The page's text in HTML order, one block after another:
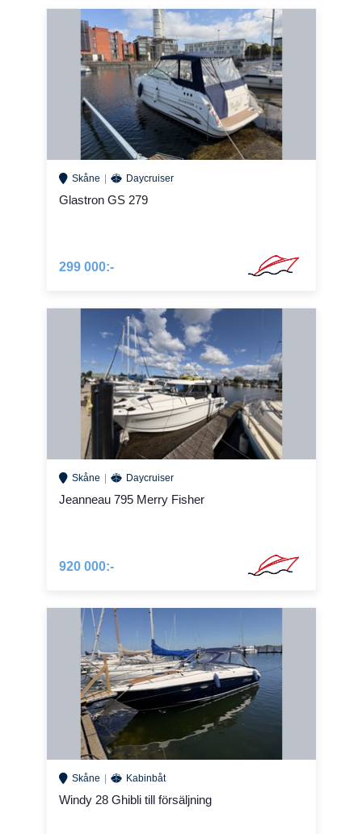
Skåne Daycruiser
Glastron GS 279
299 000:-
Skåne Daycruiser
Jeanneau 795 Merry Fisher
920 000:-
Skåne Kabinbåt
Windy 28 Ghibli till försäljning